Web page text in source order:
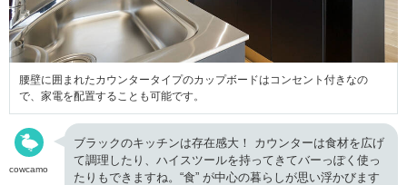
腰壁に囲まれたカウンタータイプのカップボードはコンセント付きなの
で、家電を配置することも可能です。
cowcamo
ブラックのキッチンは存在感大！ カウンターは食材を広げ
て調理したり、ハイスツールを持ってきてバーっぽく使っ
たりもできますね。“食” が中心の暮らしが思い浮かびます